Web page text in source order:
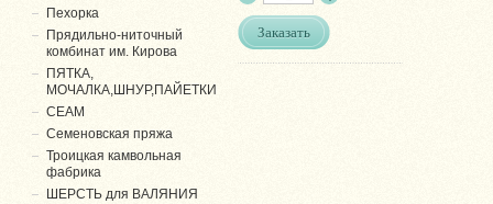
Заказать
Пехорка
Прядильно-ниточный
комбинат им. Кирова
ПЯТКА,
МОЧАЛКА,ШНУР,ПАЙЕТКИ
СЕАМ
Семеновская пряжа
Троицкая камвольная
фабрика
ШЕРСТЬ для ВАЛЯНИЯ